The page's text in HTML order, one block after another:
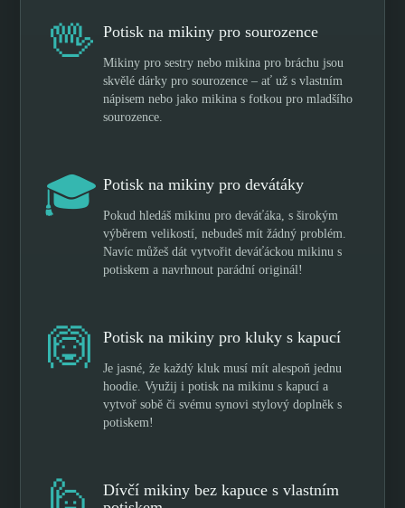
🖖 Potisk na mikiny pro sourozence
Mikiny pro sestry nebo mikina pro bráchu jsou
skvělé dárky pro sourozence – ať už s vlastním
nápisem nebo jako mikina s fotkou pro mladšího
sourozence.
🎓 Potisk na mikiny pro devátáky
Pokud hledáš mikinu pro deváťáka, s širokým
výběrem velikostí, nebudeš mít žádný problém.
Navíc můžeš dát vytvořit deváťáckou mikinu s
potiskem a navrhnout parádní originál!
🙆 Potisk na mikiny pro kluky s kapucí
Je jasné, že každý kluk musí mít alespoň jednu
hoodie. Využij i potisk na mikinu s kapucí a
vytvoř sobě či svému synovi stylový doplněk s
potiskem!
Dívčí mikiny bez kapuce s vlastním